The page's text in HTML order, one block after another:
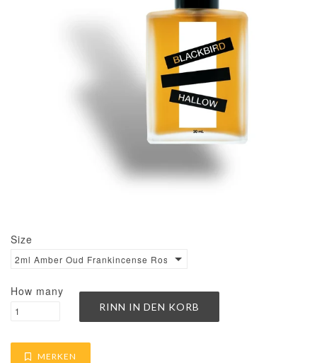
Size
2ml Amber Oud Frankincense Rose Mint Scent €1200.00 / 100ml
How many
MERKEN